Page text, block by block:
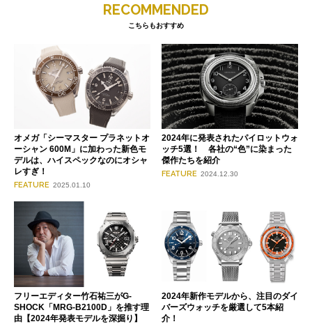
RECOMMENDED
こちらもおすすめ
オメガ「シーマスター プラネットオ
ーシャン 600M」に加わった新色モ
デルは、ハイスペックなのにオシャ
レすぎ！
FEATURE 2025.01.10
2024年に発表されたパイロットウォ
ッチ5選！ 各社の“色”に染まった
傑作たちを紹介
FEATURE 2024.12.30
フリーエディター竹石祐三がG-
SHOCK「MRG-B2100D」を推す理
由【2024年発表モデルを深掘り】
2024年新作モデルから、注目のダイ
バーズウォッチを厳選して5本紹
介！